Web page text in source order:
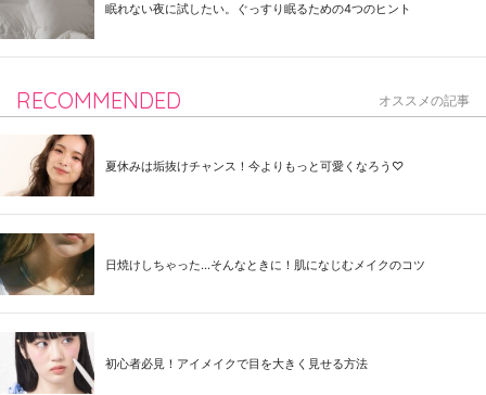
眠れない夜に試したい。ぐっすり眠るための4つのヒント
RECOMMENDED オススメの記事
夏休みは垢抜けチャンス！今よりもっと可愛くなろう♡
日焼けしちゃった...そんなときに！肌になじむメイクのコツ
初心者必見！アイメイクで目を大きく見せる方法